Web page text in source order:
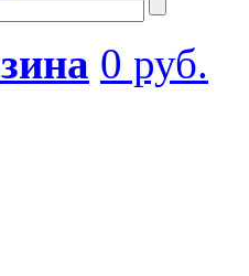
0 руб.